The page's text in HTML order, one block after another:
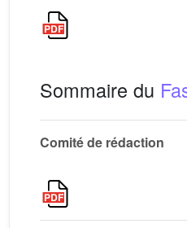
Sommaire du
Comité de rédaction